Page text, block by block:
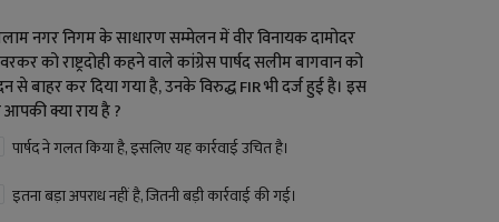
नगर निगम के साधारण सम्मेलन में वीर विनायक दामोदर
को राष्ट्रदोही कहने वाले कांग्रेस पार्षद सलीम बागवान को
से बाहर कर दिया गया है, उनके विरुद्ध FIR भी दर्ज हुई है। इस
आपकी क्या राय है ?
पार्षद ने गलत किया है, इसलिए यह कार्रवाई उचित है।
इतना बड़ा अपराध नहीं है, जितनी बड़ी कार्रवाई की गई।